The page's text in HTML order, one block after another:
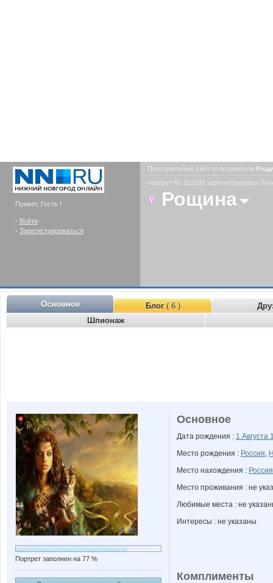
Привет, Гость !
- Войти
- Зарегистрироваться
Персональный сайт пользователя
портрет № 302033 зарегистрирован
Рощина
Основное Блог( 6 )
Шпионаж
Портрет заполнен на 77 %
Основное
Дата рождения : 1 Августа
Место рождения : Россия,
Место нахождения : Россия
Место проживания : не
Любимые места : не
Интересы : не указаны
Комплименты